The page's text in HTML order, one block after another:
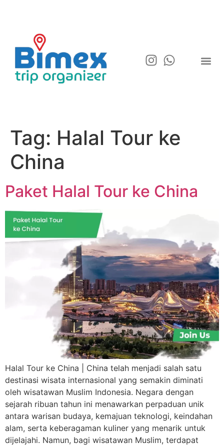
Tag: Halal Tour ke
China
Paket Halal Tour ke China
Halal Tour ke China | China telah menjadi salah satu
destinasi wisata internasional yang semakin diminati
oleh wisatawan Muslim Indonesia. Negara dengan
sejarah ribuan tahun ini menawarkan perpaduan unik
antara warisan budaya, kemajuan teknologi, keindahan
alam, serta keberagaman kuliner yang menarik untuk
dijelajahi. Namun, bagi wisatawan Muslim, terdapat